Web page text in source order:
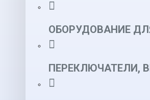
ОБОРУДОВАНИЕ
ПЕРЕКЛЮЧАТЕЛИ,